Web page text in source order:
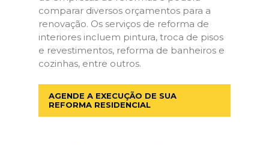
comparar diversos orçamentos para a
renovação. Os serviços de reforma de
interiores incluem pintura, troca de pisos
e revestimentos, reforma de banheiros e
cozinhas, entre outros.
AGENDE A EXECUÇÃO DE SUA
REFORMA RESIDENCIAL